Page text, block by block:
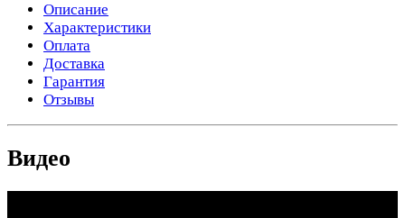
Описание
Характеристики
Оплата
Доставка
Гарантия
Отзывы
Видео